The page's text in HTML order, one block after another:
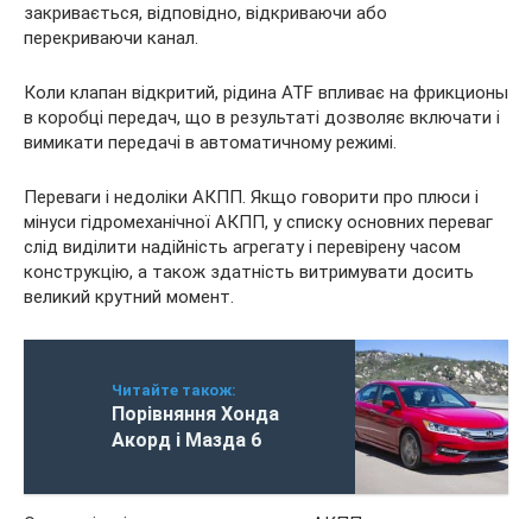
закривається, відповідно, відкриваючи або
перекриваючи канал.
Коли клапан відкритий, рідина ATF впливає на фрикционы
в коробці передач, що в результаті дозволяє включати і
вимикати передачі в автоматичному режимі.
Переваги і недоліки АКПП. Якщо говорити про плюси і
мінуси гідромеханічної АКПП, у списку основних переваг
слід виділити надійність агрегату і перевірену часом
конструкцію, а також здатність витримувати досить
великий крутний момент.
Читайте також:
Порівняння Хонда
Акорд і Мазда 6